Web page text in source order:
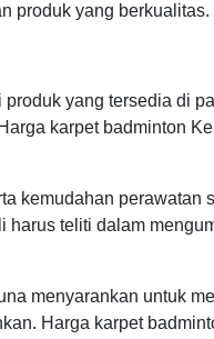
produk yang berkualitas.
yang tersedia di
karpet badminton
kemudahan perawatan
teliti dalam
menyarankan untuk
Harga karpet